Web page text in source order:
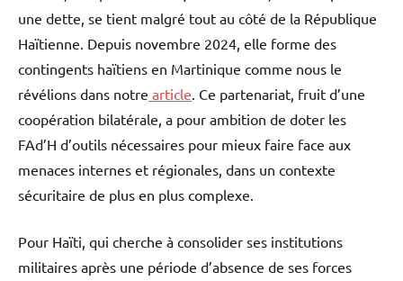
une dette, se tient malgré tout au côté de la République
Haïtienne. Depuis novembre 2024, elle forme des
contingents haïtiens en Martinique comme nous le
révélions dans notre article . Ce partenariat, fruit d’une
coopération bilatérale, a pour ambition de doter les
FAd’H d’outils nécessaires pour mieux faire face aux
menaces internes et régionales, dans un contexte
sécuritaire de plus en plus complexe.
Pour Haïti, qui cherche à consolider ses institutions
militaires après une période d’absence de ses forces